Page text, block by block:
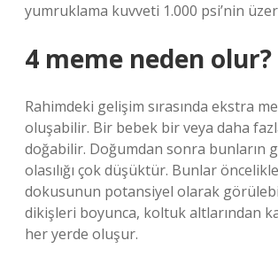
yumruklama kuvveti 1.000 psi’nin
4 meme neden olur?
Rahimdeki gelişim sırasında ekstra
oluşabilir. Bir bebek bir veya daha
doğabilir. Doğumdan sonra bunların
olasılığı çok düşüktür. Bunlar
dokusunun potansiyel olarak
dikişleri boyunca, koltuk altlarından
her yerde oluşur.